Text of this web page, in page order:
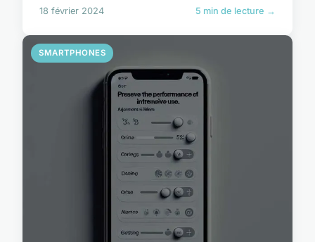
18 février 2024 5 min de lecture →
SMARTPHONES